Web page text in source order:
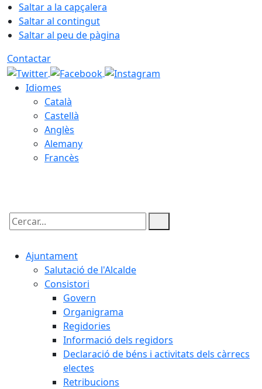
Saltar a la capçalera
Saltar al contingut
Saltar al peu de pàgina
Contactar
Idiomes
Català
Castellà
Anglès
Alemany
Francès
Cercar:
Ajuntament
Salutació de l'Alcalde
Consistori
Govern
Organigrama
Regidories
Informació dels regidors
Declaració de béns i activitats dels càrrecs
electes
Retribucions